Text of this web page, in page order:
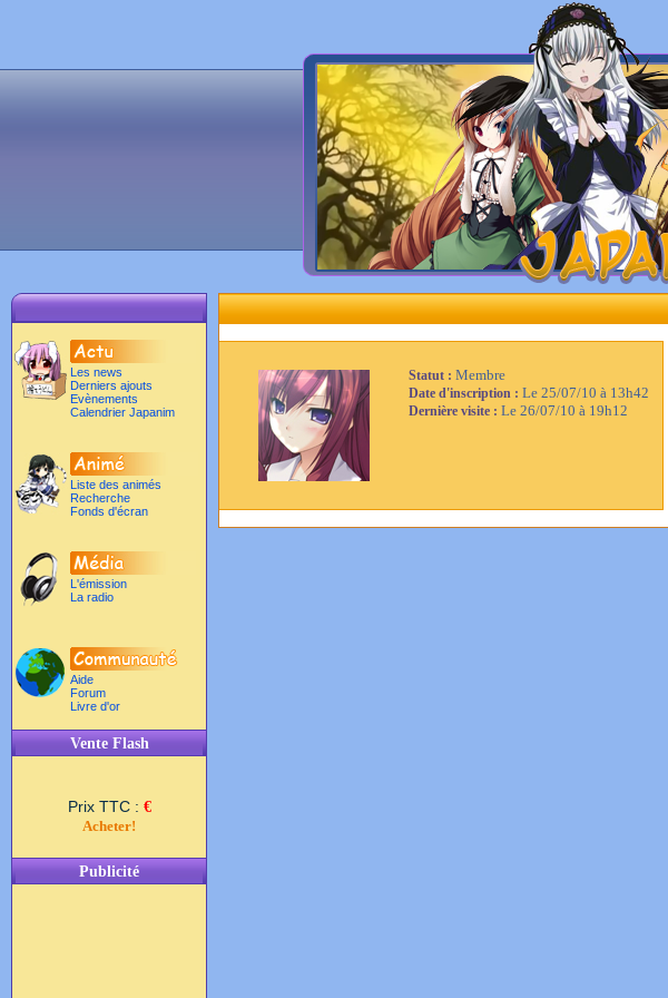
Les news
Derniers ajouts
Evènements
Calendrier Japanim
Liste des animés
Recherche
Fonds d'écran
L'émission
La radio
Aide
Forum
Livre d'or
Vente Flash
Prix TTC : €
Acheter!
Publicité
Statut : Membre
Date d'inscription : Le 25/07/10 à 13h42
Dernière visite : Le 26/07/10 à 19h12